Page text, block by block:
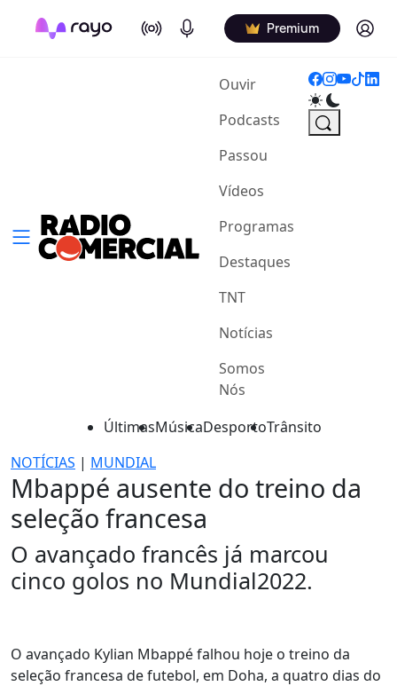
On Air Podcasts Premium Log in
Ouvir(current)
Podcasts
Passou
Vídeos
Programas
Destaques
TNT
Notícias
Somos
Nós
ÚltimasMúsicaDesportoTrânsito
NOTÍCIAS | MUNDIAL
Mbappé ausente do treino da
seleção francesa
O avançado francês já marcou
cinco golos no Mundial2022.
O avançado Kylian Mbappé falhou hoje o treino da
seleção francesa de futebol, em Doha, a quatro dias do